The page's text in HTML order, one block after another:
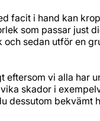
facit i hand kan
som passar just
sedan utför en
vi alla har
skador i